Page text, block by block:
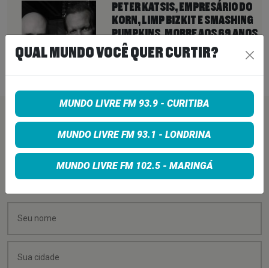
PETER KATSIS, EMPRESÁRIO DO
KORN, LIMP BIZKIT E SMASHING
PUMPKINS, MORRE AOS 69 ANOS
PEÇA SUA MÚSICA
Quer sugerir uma música para rolar na minha
programação? É só preencher os campos abaixo:
QUAL MUNDO VOCÊ QUER CURTIR?
MUNDO LIVRE FM 93.9 - CURITIBA
MUNDO LIVRE FM 93.1 - LONDRINA
MUNDO LIVRE FM 102.5 - MARINGÁ